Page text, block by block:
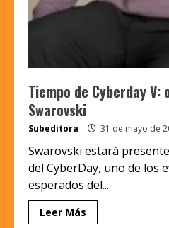
Tiempo de Cyberday
Swarovski
Subeditora 31 de mayo de
Swarovski estará
del CyberDay, uno de los
esperados del...
Leer Más